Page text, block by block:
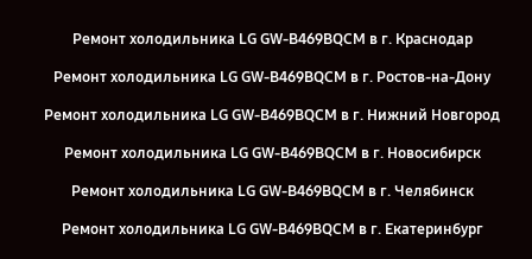
Ремонт холодильника LG GW-B469BQCM в г. Краснодар
Ремонт холодильника LG GW-B469BQCM в г. Ростов-на-Дону
Ремонт холодильника LG GW-B469BQCM в г. Нижний Новгород
Ремонт холодильника LG GW-B469BQCM в г. Новосибирск
Ремонт холодильника LG GW-B469BQCM в г. Челябинск
Ремонт холодильника LG GW-B469BQCM в г. Екатеринбург